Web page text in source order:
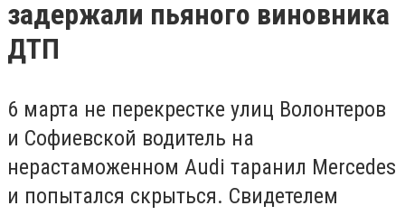
задержали пьяного виновника
ДТП
6 марта не перекрестке улиц Волонтеров
и Софиевской водитель на
нерастаможенном Audi таранил Mercedes
и попытался скрыться. Свидетелем